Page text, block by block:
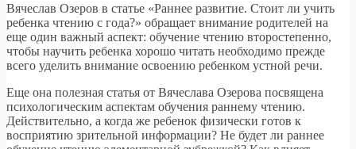
Вячеслав Озеров в статье «Раннее развитие. Стоит ли учить
ребенка чтению с года?» обращает внимание родителей на
еще один важный аспект: обучение чтению второстепенно,
чтобы научить ребенка хорошо читать необходимо прежде
всего уделить внимание освоению ребенком устной речи.
Еще она полезная статья от Вячеслава Озерова посвящена
психологическим аспектам обучения раннему чтению.
Действительно, а когда же ребенок физически готов к
восприятию зрительной информации? Не будет ли раннее